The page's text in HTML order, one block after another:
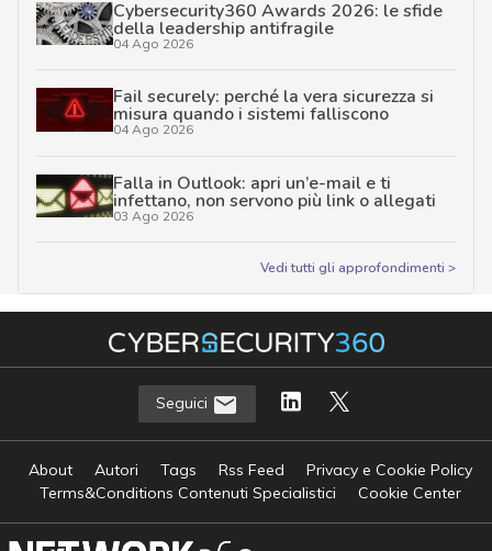
Cybersecurity360 Awards 2026: le sfide
della leadership antifragile
04 Ago 2026
Fail securely: perché la vera sicurezza si
misura quando i sistemi falliscono
04 Ago 2026
Falla in Outlook: apri un’e-mail e ti
infettano, non servono più link o allegati
03 Ago 2026
Vedi tutti gli approfondimenti >
Seguici
About Autori Tags Rss Feed
Privacy e Cookie Policy
Terms&Conditions Contenuti Specialistici
Cookie Center